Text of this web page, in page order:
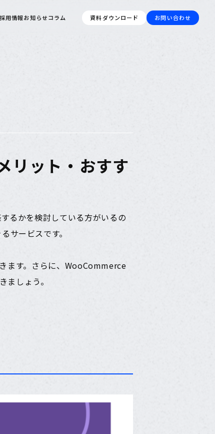
採用情報お知らせコラム 資料ダウンロード お問い合わせ
リット・おすす
るかを検討している方がいるの
サービスです。
ます。さらに、WooCommerce
しょう。